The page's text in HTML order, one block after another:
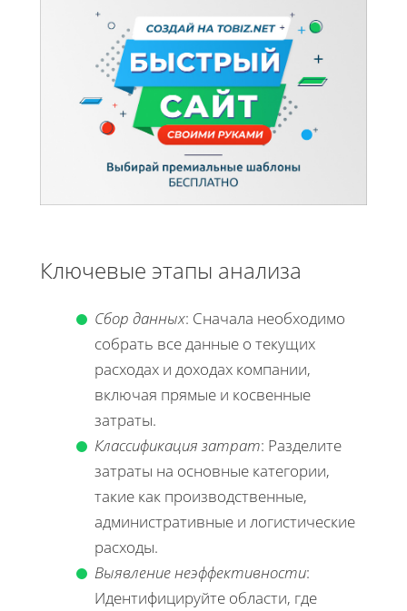
Ключевые этапы анализа
Сбор данных: Сначала необходимо
собрать все данные о текущих
расходах и доходах компании,
включая прямые и косвенные
затраты.
Классификация затрат: Разделите
затраты на основные категории,
такие как производственные,
административные и логистические
расходы.
Выявление неэффективности:
Идентифицируйте области, где